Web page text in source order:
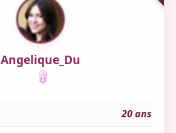
Angelique_Du
20 ans